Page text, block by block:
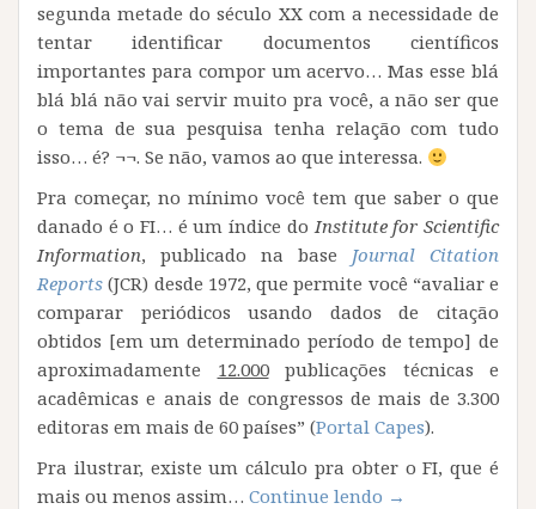
segunda metade do século XX com a necessidade de
tentar identificar documentos científicos
importantes para compor um acervo… Mas esse blá
blá blá não vai servir muito pra você, a não ser que
o tema de sua pesquisa tenha relação com tudo
isso… é? ¬¬. Se não, vamos ao que interessa.
Pra começar, no mínimo você tem que saber o que
danado é o FI… é um índice doInstitute for Scientific
Information, publicado na base Journal Citation
Reports (JCR) desde 1972, que permite você “avaliar e
comparar periódicos usando dados de citação
obtidos [em um determinado período de tempo] de
aproximadamente 12.000publicações técnicas e
acadêmicas e anais de congressos de mais de 3.300
editoras em mais de 60 países” (Portal Capes).
Pra ilustrar, existe um cálculo pra obter o FI, que é
mais ou menos assim… Continue lendo “O
→